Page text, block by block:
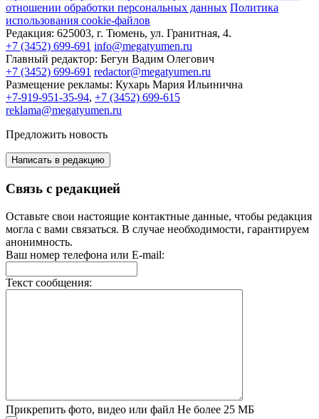
отношении обработки персональных данных Политика
использования cookie-файлов
Редакция: 625003, г. Тюмень, ул. Гранитная, 4.
+7 (3452) 699-691 info@megatyumen.ru
Главный редактор: Бегун Вадим Олегович
+7 (3452) 699-691 redactor@megatyumen.ru
Размещение рекламы: Кухарь Мария Ильинична
+7-919-951-35-94, +7 (3452) 699-615
reklama@megatyumen.ru
Предложить новость
Написать в редакцию
Связь с редакцией
Оставьте свои настоящие контактные данные, чтобы редакция
могла с вами связаться. В случае необходимости, гарантируем
анонимность.
Ваш номер телефона или E-mail:
Текст сообщения:
Прикрепить фото, видео или файл Не более 25 МБ